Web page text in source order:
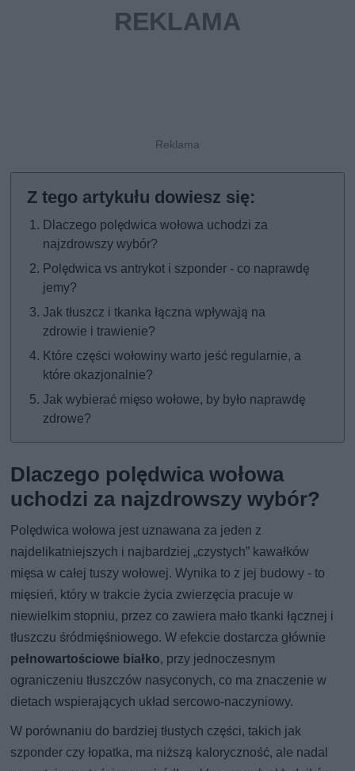
Dlaczego polędwica wołowa uchodzi za
najzdrowszy wybór?
Polędwica vs antrykot i szponder - co naprawdę
jemy?
Jak tłuszcz i tkanka łączna wpływają na
zdrowie i trawienie?
Które części wołowiny warto jeść regularnie, a
które okazjonalnie?
Jak wybierać mięso wołowe, by było naprawdę
zdrowe?
Dlaczego polędwica wołowa
uchodzi za najzdrowszy wybór?
Polędwica wołowa jest uznawana za jeden z
najdelikatniejszych i najbardziej „czystych” kawałków
mięsa w całej tuszy wołowej. Wynika to z jej budowy - to
mięsień, który w trakcie życia zwierzęcia pracuje w
niewielkim stopniu, przez co zawiera mało tkanki łącznej i
tłuszczu śródmięśniowego. W efekcie dostarcza głównie
pełnowartościowe białko, przy jednoczesnym
ograniczeniu tłuszczów nasyconych, co ma znaczenie w
dietach wspierających układ sercowo-naczyniowy.
W porównaniu do bardziej tłustych części, takich jak
szponder czy łopatka, ma niższą kaloryczność, ale nadal